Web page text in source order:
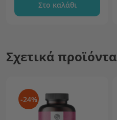
Στο καλάθι
Σχετικά προϊόντα
-24%